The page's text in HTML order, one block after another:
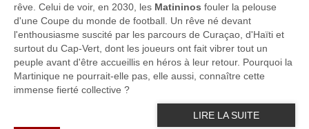
rêve. Celui de voir, en 2030, les Matininos fouler la pelouse
d'une Coupe du monde de football. Un rêve né devant
l'enthousiasme suscité par les parcours de Curaçao, d'Haïti et
surtout du Cap-Vert, dont les joueurs ont fait vibrer tout un
peuple avant d'être accueillis en héros à leur retour. Pourquoi la
Martinique ne pourrait-elle pas, elle aussi, connaître cette
immense fierté collective ?
LIRE LA SUITE